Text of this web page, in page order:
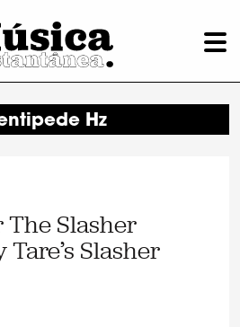
Hz
The Slasher
Tare’s Slasher